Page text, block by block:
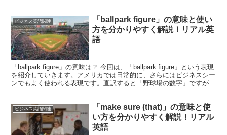
ビジネス英語関連
「ballpark figure」の意味と使い
方を分かりやすく解説！リアル英
語
「ballpark figure」の意味は？ 今回は、「ballpark figure」という表現
を紹介していきます。アメリカでは日常的に、さらにはビジネスシー
ンでもよく使われる表現です。直訳すると「野球場の数字」ですが、
ビジネス英語関連
「make sure (that)」の意味と使
い方を分かりやすく解説！リアル
英語